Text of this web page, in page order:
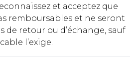
et acceptez que
remboursables et ne seront
de retour ou d’échange, sauf
l’exige.